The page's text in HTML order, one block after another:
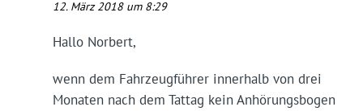
12. März 2018 um 8:29
Hallo Norbert,
wenn dem Fahrzeugführer innerhalb von drei
Monaten nach dem Tattag kein Anhörungsbogen